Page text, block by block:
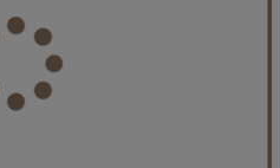
Bécs
Busszal
Ellátás nélkül
Részvételi alapár